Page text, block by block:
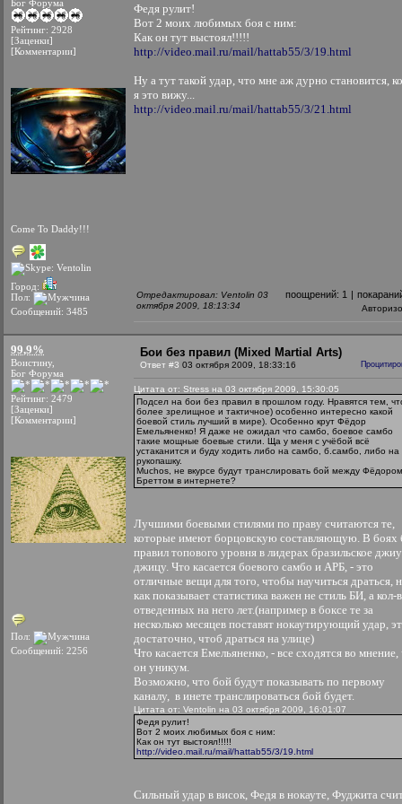
Бог Форума
Рейтинг: 2928
[Заценки]
[Комментарии]
Come To Daddy!!!
Город:
Пол:
Сообщений: 3485
Федя рулит!
Вот 2 моих любимых боя с ним:
Как он тут выстоял!!!!!
http://video.mail.ru/mail/hattab55/3/19.html
Ну а тут такой удар, что мне аж дурно становится,
я это вижу...
http://video.mail.ru/mail/hattab55/3/21.html
Отредактировал: Ventolin 03
октября 2009, 18:13:34
поощрений: 1 |
99,9%
Воистину,
Бог Форума
Рейтинг: 2479
[Заценки]
[Комментарии]
Пол:
Сообщений: 2256
Бои без правил (Mixed Martial Arts)
Ответ #3 03 октября 2009, 18:33:16
Цитата от: Stress на 03 октября 2009, 15:30:05
Подсел на бои без правил в прошлом году. Нравятся тем,
более зрелищное и тактичное) особенно интересно какой
боевой стиль лучший в мире). Особенно крут Фёдор
Емельяненко! Я даже не ожидал что самбо, боевое самбо
такие мощные боевые стили. Ща у меня с учёбой всё
устаканится и буду ходить либо на самбо, б.самбо, либо на
рукопашку.
Muchos, не вкурсе будут транслировать бой между
Бреттом в интернете?
Лучшими боевыми стилями по праву считаются те,
которые имеют борцовскую составляющую. В боях
правил топового уровня в лидерах бразильское
джицу. Что касается боевого самбо и АРБ, - это
отличные вещи для того, чтобы научиться драться,
как показывает статистика важен не стиль БИ, а кол-
отведенных на него лет.(например в боксе те за
несколько месяцев поставят нокаутирующий удар,
достаточно, чтоб драться на улице)
Что касается Емельяненко, - все сходятся во мнение,
он уникум.
Возможно, что бой будут показывать по первому
каналу, в инете транслироваться бой будет.
Цитата от: Ventolin на 03 октября 2009, 16:01:07
Федя рулит!
Вот 2 моих любимых боя с ним:
Как он тут выстоял!!!!!
http://video.mail.ru/mail/hattab55/3/19.html
Сильный удар в висок, Федя в нокауте, Фуджита